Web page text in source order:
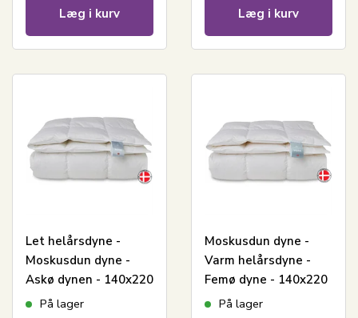
Læg i kurv Læg i kurv
Let helårsdyne -
Moskusdun dyne -
Askø dynen - 140x220
cm - Quilts Of
På lager
Moskusdun dyne -
Varm helårsdyne -
Femø dyne - 140x220
cm - Quilts Of
På lager